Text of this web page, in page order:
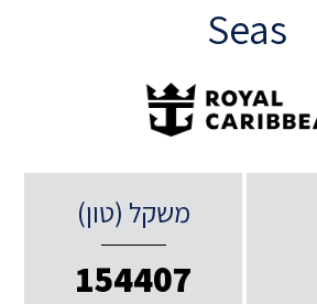
Seas
משקל (טון)
154407